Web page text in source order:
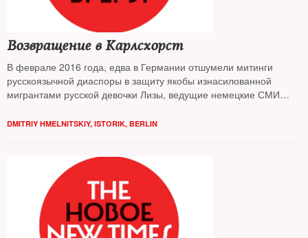
Возвращение в Карлсхорст
В феврале 2016 года, едва в Германии отшумели митинги
русскоязычной диаспоры в защиту якобы изнасилованной
мигрантами русской девочки Лизы, ведущие немецкие СМИ
канцлера поручило спецслужбам проверить, не пытается ли
DMITRIY HMELNITSKIY, ISTORIK, BERLIN